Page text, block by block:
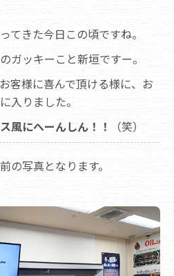
てきた今日この頃ですね。
ガッキーこと新垣ですー。
客様に喜んで頂ける様に、お
入りました。
風にへーんしん！！
（笑）
の写真となります。